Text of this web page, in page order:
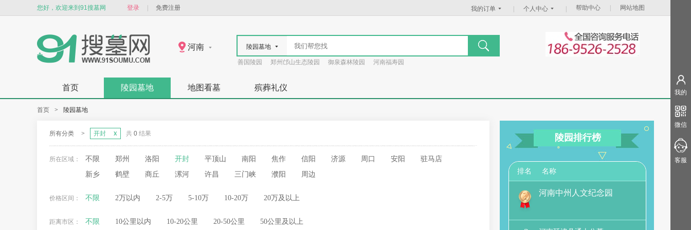
您好，欢迎来到91搜墓网 登录 免费注册 我的订单 个人中心 帮助中心 网站地图
河南 陵园墓地
善国陵园 郑州邙山生态陵园 御泉森林陵园 河南福寿园
首页 陵园墓地 地图看墓 殡葬礼仪
首页 > 陵园墓地
所有分类 > 开封 共 0 结果
所在区域： 不限 郑州 洛阳 开封 平顶山 南阳 焦作 信阳 济源 周口 安阳
驻马店
新乡
鹤壁 商丘 漯河 许昌 三门峡 濮阳 周边
价格区间： 不限 2万以内 2-5万 5-10万 10-20万 20万及以上
距离市区： 不限 10公里以内 10-20公里 20-50公里 50公里及以上
陵园排行榜
排名 名称
河南中州人文纪念园
我的
微信
客服